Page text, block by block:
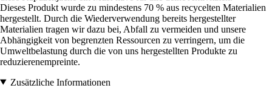
Dieses Produkt wurde zu mindestens 70 % aus recycelten Materialien
hergestellt. Durch die Wiederverwendung bereits hergestellter
Materialien tragen wir dazu bei, Abfall zu vermeiden und unsere
Abhängigkeit von begrenzten Ressourcen zu verringern, um die
Umweltbelastung durch die von uns hergestellten Produkte zu
reduzierenempreinte.
Zusätzliche Informationen